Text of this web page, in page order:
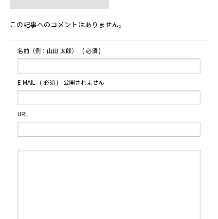
この記事へのコメントはありません。
名前（例：山田 太郎） ( 必須 )
E-MAIL ( 必須 ) - 公開されません -
URL